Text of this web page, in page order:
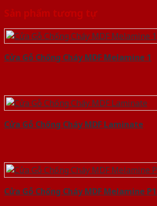
Sản phẩm tương tự
Cửa Gỗ Chống Cháy MDF Melamine 1
Cửa Gỗ Chống Cháy MDF Laminate
Cửa Gỗ Chống Cháy MDF Melamine